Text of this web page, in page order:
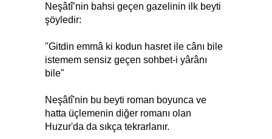
Neşâtî’nin bahsi geçen gazelinin ilk beyti
şöyledir:
"Gitdin emmâ ki kodun hasret ile cânı bile
istemem sensiz geçen sohbet-i yârânı
bile"
Neşâtî'nin bu beyti roman boyunca ve
hatta üçlemenin diğer romanı olan
Huzur'da da sıkça tekrarlanır.